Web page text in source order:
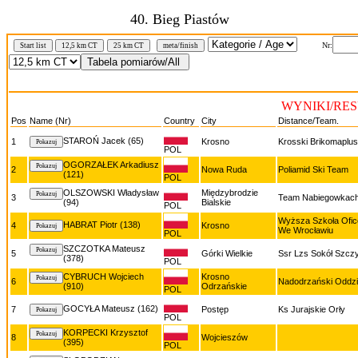
40. Bieg Piastów
Start list 12,5 km CT 25 km CT meta/finish Nr:
WYNIKI/
Pos Name (Nr) Country City Distance/Team.
1
STAROŃ Jacek (65)
POL
Krosno Krosski Brikomaplus
2
OGORZAŁEK Arkadiusz
(121)
POL
Nowa Ruda Poliamid Ski Team
3
OLSZOWSKI Władysław
(94)
POL
Międzybrodzie
Bialskie
Team
4
HABRAT Piotr (138)
POL
Krosno
Wyższa Szkoła
We Wrocławiu
5
SZCZOTKA Mateusz
(378)
POL
Górki Wielkie Ssr Lzs Sokół
6
CYBRUCH Wojciech
(910)
POL
Krosno
Odrzańskie
Nadodrzański
7
GOCYŁA Mateusz (162)
POL
Postęp Ks Jurajskie Orły
8
KORPECKI Krzysztof
(395)
POL
Wojcieszów